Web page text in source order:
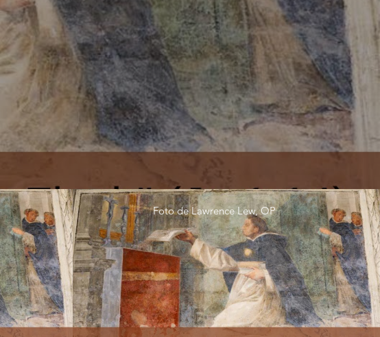
Fr Simon
Talk 2
Fr John Emery, O.P., on the Charity of Christ's
Passion, Aquinas on Christ Conference 2020, Talk 3
Reproducir video
Foto de Lawrence Lew, OP